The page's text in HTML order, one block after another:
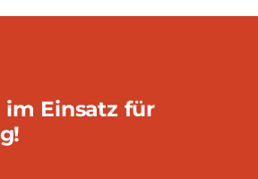
im Einsatz für